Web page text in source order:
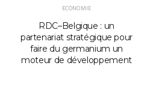
ECONOMIE
RDC–Belgique : un
partenariat stratégique pour
faire du germanium un
moteur de développement